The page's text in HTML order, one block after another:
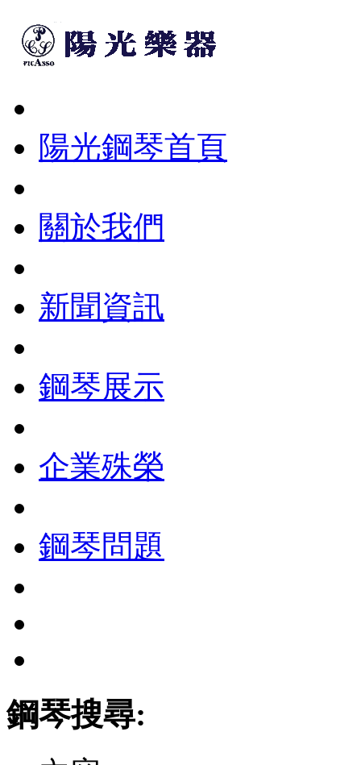
陽光鋼琴首頁
關於我們
新聞資訊
鋼琴展示
企業殊榮
鋼琴問題
鋼琴搜尋: